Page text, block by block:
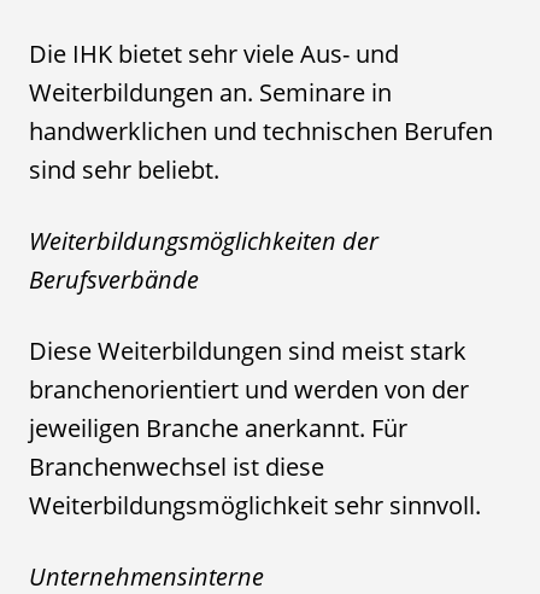
Die IHK bietet sehr viele Aus- und
Weiterbildungen an. Seminare in
handwerklichen und technischen Berufen
sind sehr beliebt.
Weiterbildungsmöglichkeiten der
Berufsverbände
Diese Weiterbildungen sind meist stark
branchenorientiert und werden von der
jeweiligen Branche anerkannt. Für
Branchenwechsel ist diese
Weiterbildungsmöglichkeit sehr sinnvoll.
Unternehmensinterne